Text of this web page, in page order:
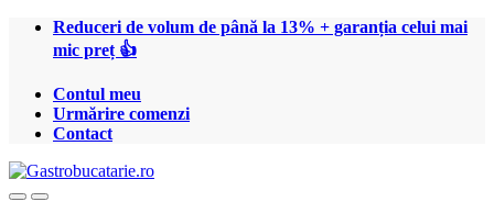
Treci
Treci
Reduceri de volum de până la 13% + garanția celui mai
mic preț 👍
Contul meu
Urmărire comenzi
Contact
OpenClose